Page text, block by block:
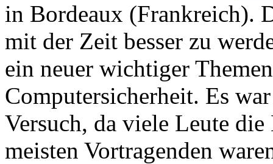
in Bordeaux (Frankreich).
mit der Zeit besser zu
ein neuer wichtiger
Computersicherheit. Es
Versuch, da viele Leute
meisten Vortragenden